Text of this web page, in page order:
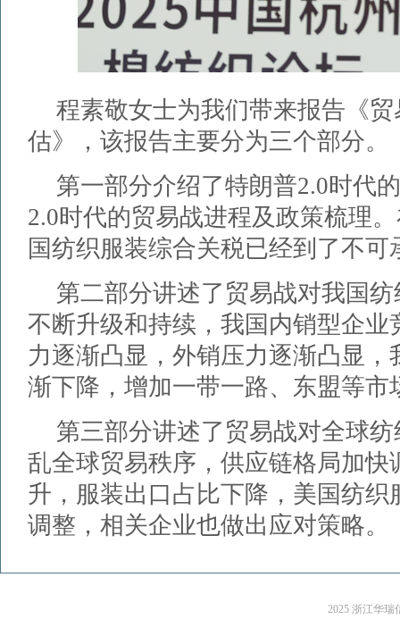
程素敬女士为我们带来报告《
估》，该报告主要分为三个部分。
第一部分介绍了特朗普2.0时代
2.0时代的贸易战进程及政策梳理
国纺织服装综合关税已经到了不可
第二部分讲述了贸易战对我国
不断升级和持续，我国内销型企
力逐渐凸显，外销压力逐渐凸显
渐下降，增加一带一路、东盟等市
第三部分讲述了贸易战对全球
乱全球贸易秩序，供应链格局加
升，服装出口占比下降，美国纺
调整，相关企业也做出应对策略。
2025 浙江华瑞